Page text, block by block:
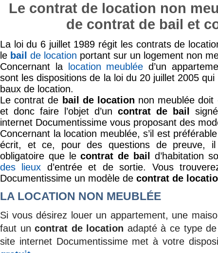
Le contrat de location non
de contrat de bail et
La loi du 6 juillet 1989 régit les contrats de
le bail de location portant sur un logement non
Concernant la
location meublée d’un
sont les dispositions de la loi du 20 juillet 2005 qui
baux de location.
Le contrat de bail de location non meublée
et donc faire l’objet d’un contrat de bail
internet Documentissime vous proposant des
Concernant la location meublée, s’il est
écrit, et ce, pour des questions de preuve,
obligatoire que lecontrat de bail
d’habitation
des lieux d’entrée et de sortie. Vous
Documentissime un modèle de contrat de
LA LOCATION NON MEUBLÉE
Si vous désirez louer un appartement, une
faut uncontrat de location adapté à ce type
site internet Documentissime met à votre